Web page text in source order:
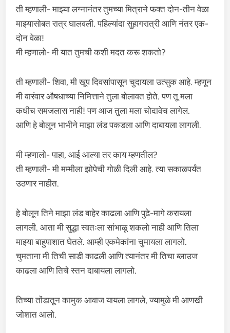
ती म्हणाली- माझ्या लग्नानंतर तुमच्या मित्राने फक्त दोन-तीन वेळा
माझ्यासोबत रात्र घालवली. पहिल्यांदा सुहागरात्री आणि नंतर एक-
दोन वेळा!
मी म्हणालो- मी यात तुमची कशी मदत करू शकतो?
ती म्हणाली- शिवा, मी खूप दिवसांपासून चुदायला उत्सुक आहे. म्हणून
मी वारंवार औषधाच्या निमित्ताने तुला बोलावत होते. पण तू मला
कधीच समजलास नाही! पण आज तुला मला चोदावेच लागेल.
आणि हे बोलून भाभीने माझा लंड पकडला आणि दाबायला लागली.
मी म्हणालो- पाहा, आई आल्या तर काय म्हणतील?
ती म्हणाली- मी मम्मीला झोपेची गोळी दिली आहे. त्या सकाळपर्यंत
उठणार नाहीत.
हे बोलून तिने माझा लंड बाहेर काढला आणि पुढे-मागे करायला
लागली. आता मी सुद्धा स्वतःला सांभाळू शकलो नाही आणि तिला
माझ्या बाहुपाशात घेतले. आम्ही एकमेकांना चुमायला लागलो.
चुमताना मी तिची साडी काढली आणि त्यानंतर मी तिचा ब्लाउज
काढला आणि तिचे स्तन दाबायला लागलो.
तिच्या तोंडातून कामुक आवाज यायला लागले, ज्यामुळे मी आणखी
जोशात आलो.